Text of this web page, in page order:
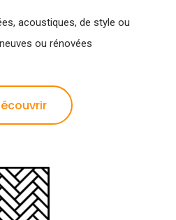
acoustiques, de style ou
ou rénovées